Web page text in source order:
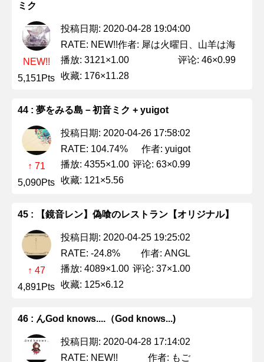
ミク
NEW!!
5,151Pts
投稿日期: 2020-04-28 19:04:00
RATE: NEW!!作者: 犀は火曜日、山羊は海
播放: 3121×1.00
评论: 46×0.99
收藏: 176×11.28
44 : 夢をみる島－初音ミク + yuigot
↑ 71
5,090Pts
投稿日期: 2020-04-26 17:58:02
RATE: 104.74%
作者: yuigot
播放: 4355×1.00 评论: 63×0.99
收藏: 121×5.56
45 : 【鏡音レン】偽喰のレストラン【オリジナル】
↑ 47
4,891Pts
投稿日期: 2020-04-25 19:25:02
RATE: -24.8%
作者: ANGL
播放: 4089×1.00 评论: 37×1.00
收藏: 125×6.12
46 : んGod knows....（God knows...)
投稿日期: 2020-04-28 17:14:02
RATE: NEW!!
作者: もご